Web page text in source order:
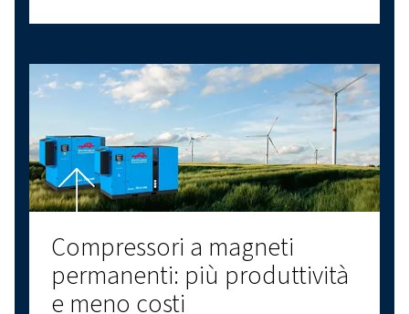
Contattaci
Scopri altri argomenti
ULTIMI BLOG